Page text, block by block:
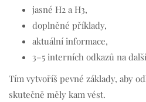
jasné H2 a H3,
doplněné příklady,
aktuální informace,
3–5 interních odkazů na
Tím vytvoříš pevné základy, aby
skutečně měly kam vést.